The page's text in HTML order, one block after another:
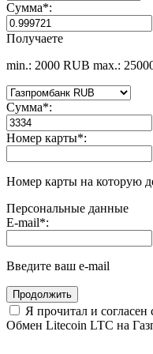
Сумма*:
Получаете
min.: 2000 RUB max.:
Сумма*:
Номер карты*:
Номер карты на которую
Персональные данные
E-mail*:
Введите ваш e-mail
Я прочитал и согласен
Обмен Litecoin LTC на